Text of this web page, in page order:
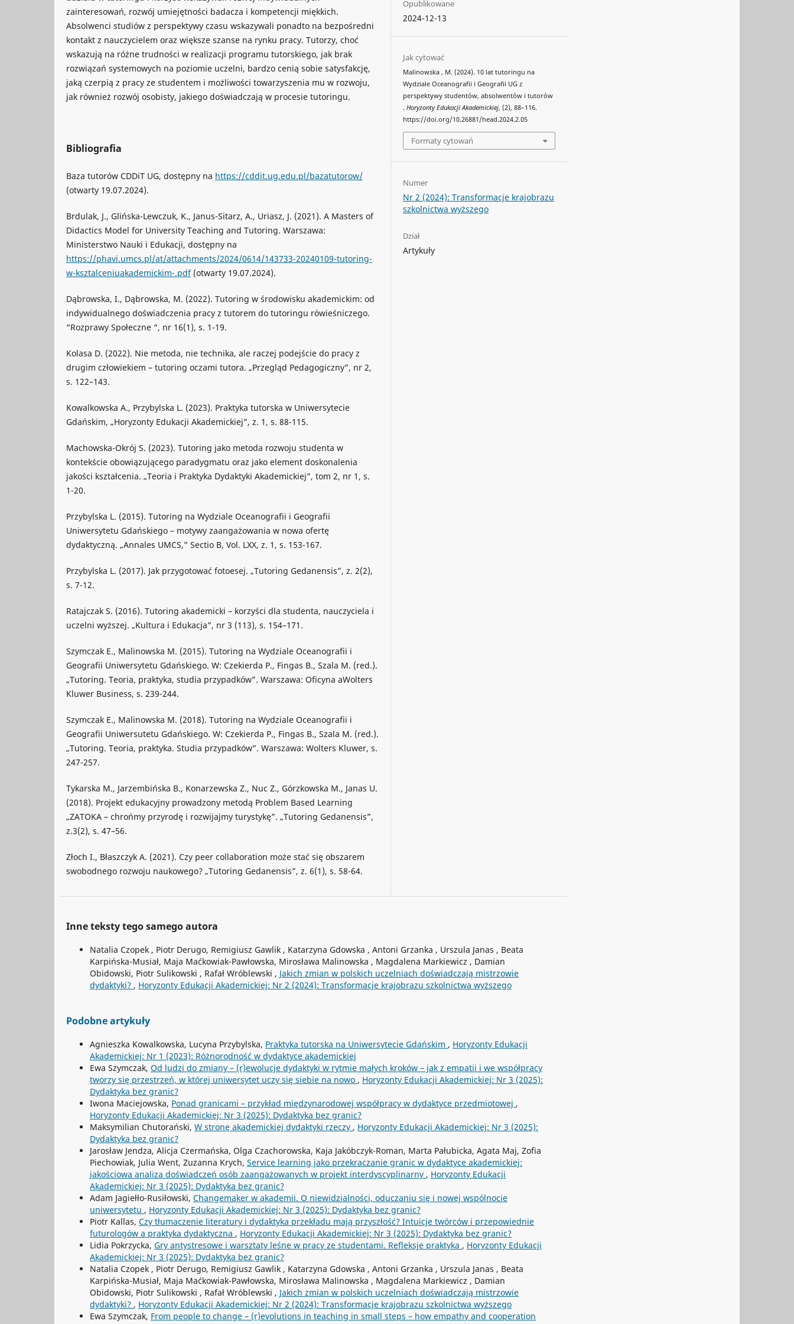
zainteresowań, rozwój umiejętności badacza i kompetencji miękkich.
Absolwenci studiów z perspektywy czasu wskazywali ponadto na bezpośredni
kontakt z nauczycielem oraz większe szanse na rynku pracy. Tutorzy, choć
wskazują na różne trudności w realizacji programu tutorskiego, jak brak
rozwiązań systemowych na poziomie uczelni, bardzo cenią sobie satysfakcję,
jaką czerpią z pracy ze studentem i możliwości towarzyszenia mu w rozwoju,
jak również rozwój osobisty, jakiego doświadczają w procesie tutoringu.
Bibliografia
Baza tutorów CDDiT UG, dostępny na https://cddit.ug.edu.pl/bazatutorow/
(otwarty 19.07.2024).
Brdulak, J., Glińska-Lewczuk, K., Janus-Sitarz, A., Uriasz, J. (2021). A Masters of
Didactics Model for University Teaching and Tutoring. Warszawa:
Ministerstwo Nauki i Edukacji, dostępny na
https://phavi.umcs.pl/at/attachments/2024/0614/143733-20240109-tutoring-
w-ksztalceniuakademickim-.pdf(otwarty 19.07.2024).
Dąbrowska, I., Dąbrowska, M. (2022). Tutoring w środowisku akademickim: od
indywidualnego doświadczenia pracy z tutorem do tutoringu rówieśniczego.
“Rozprawy Społeczne “, nr 16(1), s. 1-19.
Kolasa D. (2022). Nie metoda, nie technika, ale raczej podejście do pracy z
drugim człowiekiem – tutoring oczami tutora. „Przegląd Pedagogiczny”, nr 2,
s. 122–143.
Kowalkowska A., Przybylska L. (2023). Praktyka tutorska w Uniwersytecie
Gdańskim, „Horyzonty Edukacji Akademickiej”, z. 1, s. 88-115.
Machowska-Okrój S. (2023). Tutoring jako metoda rozwoju studenta w
kontekście obowiązującego paradygmatu oraz jako element doskonalenia
jakości kształcenia. „Teoria i Praktyka Dydaktyki Akademickiej”, tom 2, nr 1, s.
1-20.
Przybylska L. (2015). Tutoring na Wydziale Oceanografii i Geografii
Uniwersytetu Gdańskiego – motywy zaangażowania w nowa ofertę
dydaktyczną. „Annales UMCS,” Sectio B, Vol. LXX, z. 1, s. 153-167.
Przybylska L. (2017). Jak przygotować fotoesej. „Tutoring Gedanensis”, z. 2(2),
s. 7-12.
Ratajczak S. (2016). Tutoring akademicki – korzyści dla studenta, nauczyciela i
uczelni wyższej. „Kultura i Edukacja”, nr 3 (113), s. 154–171.
Szymczak E., Malinowska M. (2015). Tutoring na Wydziale Oceanografii i
Geografii Uniwersytetu Gdańskiego. W: Czekierda P., Fingas B., Szala M. (red.).
„Tutoring. Teoria, praktyka, studia przypadków”. Warszawa: Oficyna aWolters
Kluwer Business, s. 239-244.
Szymczak E., Malinowska M. (2018). Tutoring na Wydziale Oceanografii i
Geografii Uniwersutetu Gdańskiego. W: Czekierda P., Fingas B., Szala M. (red.).
„Tutoring. Teoria, praktyka. Studia przypadków”. Warszawa: Wolters Kluwer, s.
247-257.
Tykarska M., Jarzembińska B., Konarzewska Z., Nuc Z., Górzkowska M., Janas U.
(2018). Projekt edukacyjny prowadzony metodą Problem Based Learning
„ZATOKA – chrońmy przyrodę i rozwijajmy turystykę”. „Tutoring Gedanensis”,
z.3(2), s. 47–56.
Złoch I., Błaszczyk A. (2021). Czy peer collaboration może stać się obszarem
swobodnego rozwoju naukowego? „Tutoring Gedanensis”, z. 6(1), s. 58-64.
Opublikowane
2024-12-13
Jak cytować
Malinowska , M. (2024). 10 lat tutoringu na
Wydziale Oceanografii i Geografii UG z
perspektywy studentów, absolwentów i tutorów
.Horyzonty Edukacji Akademickiej, (2), 88–116.
https://doi.org/10.26881/head.2024.2.05
Formaty cytowań
Numer
Nr 2 (2024): Transformacje krajobrazu
szkolnictwa wyższego
Dział
Artykuły
Inne teksty tego samego autora
Natalia Czopek , Piotr Derugo, Remigiusz Gawlik , Katarzyna Gdowska , Antoni Grzanka , Urszula Janas , Beata
Karpińska-Musiał, Maja Maćkowiak-Pawłowska, Mirosława Malinowska , Magdalena Markiewicz , Damian
Obidowski, Piotr Sulikowski , Rafał Wróblewski , Jakich zmian w polskich uczelniach doświadczają mistrzowie
dydaktyki? , Horyzonty Edukacji Akademickiej: Nr 2 (2024): Transformacje krajobrazu szkolnictwa wyższego
Podobne artykuły
Agnieszka Kowalkowska, Lucyna Przybylska, Praktyka tutorska na Uniwersytecie Gdańskim , Horyzonty Edukacji
Akademickiej: Nr 1 (2023): Różnorodność w dydaktyce akademickiej
Ewa Szymczak, Od ludzi do zmiany – (r)ewolucje dydaktyki w rytmie małych kroków – jak z empatii i we współpracy
tworzy się przestrzeń, w której uniwersytet uczy się siebie na nowo , Horyzonty Edukacji Akademickiej: Nr 3 (2025):
Dydaktyka bez granic?
Iwona Maciejowska, Ponad granicami – przykład międzynarodowej współpracy w dydaktyce przedmiotowej ,
Horyzonty Edukacji Akademickiej: Nr 3 (2025): Dydaktyka bez granic?
Maksymilian Chutorański, W stronę akademickiej dydaktyki rzeczy , Horyzonty Edukacji Akademickiej: Nr 3 (2025):
Dydaktyka bez granic?
Jarosław Jendza, Alicja Czermańska, Olga Czachorowska, Kaja Jakóbczyk-Roman, Marta Pałubicka, Agata Maj, Zofia
Piechowiak, Julia Went, Zuzanna Krych, Service learning jako przekraczanie granic w dydaktyce akademickiej:
jakościowa analiza doświadczeń osób zaangażowanych w projekt interdyscyplinarny , Horyzonty Edukacji
Akademickiej: Nr 3 (2025): Dydaktyka bez granic?
Adam Jagiełło-Rusiłowski, Changemaker w akademii. O niewidzialności, oduczaniu się i nowej wspólnocie
uniwersytetu , Horyzonty Edukacji Akademickiej: Nr 3 (2025): Dydaktyka bez granic?
Piotr Kallas, Czy tłumaczenie literatury i dydaktyka przekładu mają przyszłość? Intuicje twórców i przepowiednie
futurologów a praktyka dydaktyczna , Horyzonty Edukacji Akademickiej: Nr 3 (2025): Dydaktyka bez granic?
Lidia Pokrzycka, Gry antystresowe i warsztaty leśne w pracy ze studentami. Refleksje praktyka , Horyzonty Edukacji
Akademickiej: Nr 3 (2025): Dydaktyka bez granic?
Natalia Czopek , Piotr Derugo, Remigiusz Gawlik , Katarzyna Gdowska , Antoni Grzanka , Urszula Janas , Beata
Karpińska-Musiał, Maja Maćkowiak-Pawłowska, Mirosława Malinowska , Magdalena Markiewicz , Damian
Obidowski, Piotr Sulikowski , Rafał Wróblewski , Jakich zmian w polskich uczelniach doświadczają mistrzowie
dydaktyki? , Horyzonty Edukacji Akademickiej: Nr 2 (2024): Transformacje krajobrazu szkolnictwa wyższego
Ewa Szymczak, From people to change – (r)evolutions in teaching in small steps – how empathy and cooperation